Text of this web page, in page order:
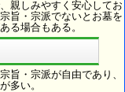
親しみやすく安心してお
旨・宗派でないとお墓を
る場合もある。
旨・宗派が自由であり、
多い。